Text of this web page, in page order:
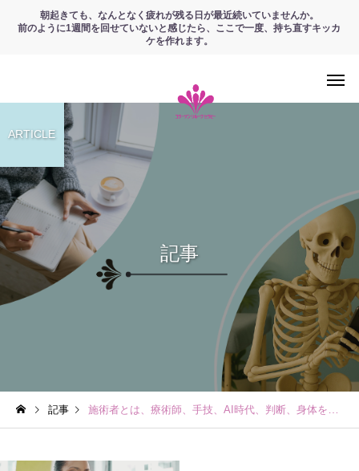
朝起きても、なんとなく疲れが残る日が最近続いていませんか。
前のように1週間を回せていないと感じたら、ここで一度、持ち直すキッカ
ケを作れます。
記事
ARTICLE
記事 施術者とは、療術師、手技、AI時代、判断、身体を読む